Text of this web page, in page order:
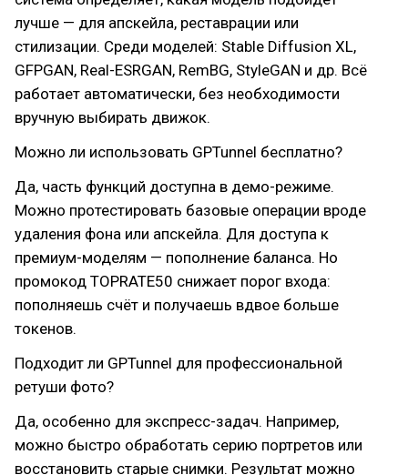
лучше — для апскейла, реставрации или
стилизации. Среди моделей: Stable Diffusion XL,
GFPGAN, Real-ESRGAN, RemBG, StyleGAN и др. Всё
работает автоматически, без необходимости
вручную выбирать движок.
Можно ли использовать GPTunnel бесплатно?
Да, часть функций доступна в демо-режиме.
Можно протестировать базовые операции вроде
удаления фона или апскейла. Для доступа к
премиум-моделям — пополнение баланса. Но
промокод TOPRATE50 снижает порог входа:
пополняешь счёт и получаешь вдвое больше
токенов.
Подходит ли GPTunnel для профессиональной
ретуши фото?
Да, особенно для экспресс-задач. Например,
можно быстро обработать серию портретов или
восстановить старые снимки. Результат можно